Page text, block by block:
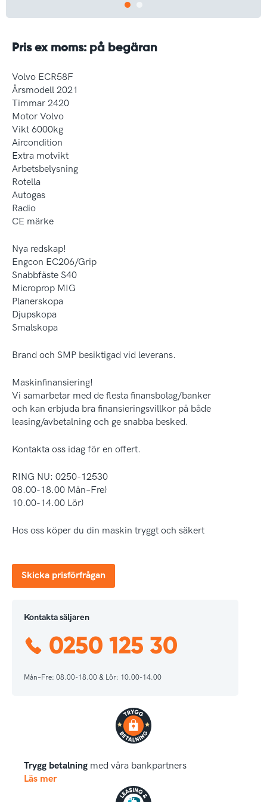
Pris ex moms: på begäran
Volvo ECR58F
Årsmodell 2021
Timmar 2420
Motor Volvo
Vikt 6000kg
Aircondition
Extra motvikt
Arbetsbelysning
Rotella
Autogas
Radio
CE märke
Nya redskap!
Engcon EC206/Grip
Snabbfäste S40
Microprop MIG
Planerskopa
Djupskopa
Smalskopa
Brand och SMP besiktigad vid leverans.
Maskinfinansiering!
Vi samarbetar med de flesta finansbolag/banker
och kan erbjuda bra finansieringsvillkor på både
leasing/avbetalning och ge snabba besked.
Kontakta oss idag för en offert.
RING NU: 0250-12530
08.00-18.00 Mån–Fre)
10.00-14.00 Lör)
Hos oss köper du din maskin tryggt och säkert
Skicka prisförfrågan
Kontakta säljaren
0250 125 30
Mån–Fre: 08.00-18.00 & Lör: 10.00-14.00
Trygg betalning med våra bankpartners
Läs mer